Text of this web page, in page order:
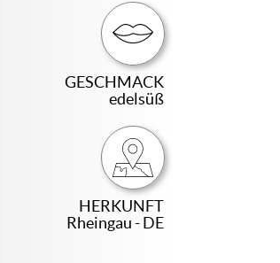
GESCHMACK
edelsüß
HERKUNFT
Rheingau - DE